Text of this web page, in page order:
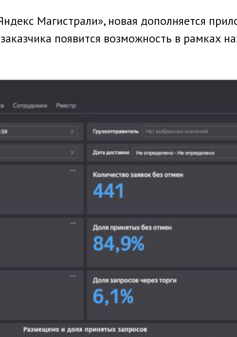
Магистрали», новая дополняется
появится возможность в рамках